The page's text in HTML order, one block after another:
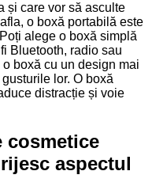
și care vor să asculte
o boxă portabilă este
alege o boxă simplă
Bluetooth, radio sau
boxă cu un design mai
lor. O boxă
distracție și voie
cosmetice
aspectul